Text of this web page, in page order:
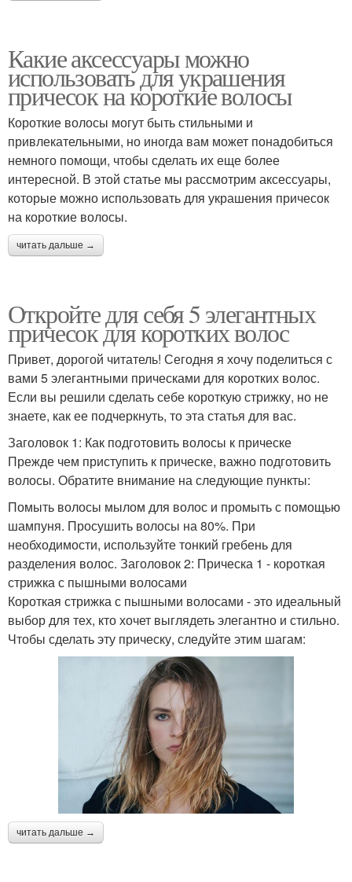
Какие аксессуары можно
использовать для украшения
причесок на короткие волосы
Короткие волосы могут быть стильными и
привлекательными, но иногда вам может понадобиться
немного помощи, чтобы сделать их еще более
интересной. В этой статье мы рассмотрим аксессуары,
которые можно использовать для украшения причесок
на короткие волосы.
читать дальше →
Откройте для себя 5 элегантных
причесок для коротких волос
Привет, дорогой читатель! Сегодня я хочу поделиться с
вами 5 элегантными прическами для коротких волос.
Если вы решили сделать себе короткую стрижку, но не
знаете, как ее подчеркнуть, то эта статья для вас.
Заголовок 1: Как подготовить волосы к прическе
Прежде чем приступить к прическе, важно подготовить
волосы. Обратите внимание на следующие пункты:
Помыть волосы мылом для волос и промыть с помощью
шампуня. Просушить волосы на 80%. При
необходимости, используйте тонкий гребень для
разделения волос. Заголовок 2: Прическа 1 - короткая
стрижка с пышными волосами
Короткая стрижка с пышными волосами - это идеальный
выбор для тех, кто хочет выглядеть элегантно и стильно.
Чтобы сделать эту прическу, следуйте этим шагам:
читать дальше →